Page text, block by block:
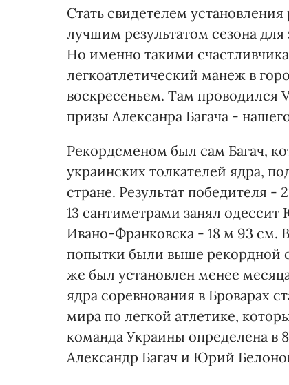
Стать свидетелем
лучшим результатом сезона
Но именно такими
легкоатлетический манеж в
воскресеньем. Там проводился
призы Алексанра Багача -
Рекордсменом был сам Багач,
украинских толкателей ядра,
стране. Результат победителя -
13 сантиметрами занял
Ивано-Франковска - 18 м 93 см.
попытки были выше рекордной
же был установлен менее
ядра соревнования в Броварах
мира по легкой атлетике,
команда Украины определена в
Александр Багач и Юрий